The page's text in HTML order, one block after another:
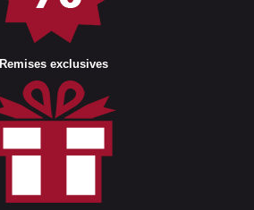
Remises exclusives